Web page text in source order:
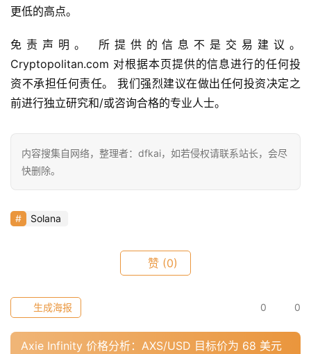
信
a
h
r
指
数
具
推
荐
更低的高点。
免责声明。 所提供的信息不是交易建议。
Cryptopolitan.com 对根据本页提供的信息进行的任何投
资不承担任何责任。 我们强烈建议在做出任何投资决定之
前进行独立研究和/或咨询合格的专业人士。
内容搜集自网络，整理者：dfkai，如若侵权请联系站长，会尽
快删除。
Solana
赞 (0)
0 0
生成海报
Axie Infinity 价格分析：AXS/USD 目标价为 68 美元